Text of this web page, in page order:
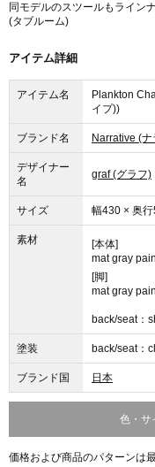
同モデルのスツールもライン
(タブルーム)
アイテム詳細
アイテム名
Plankton
イプ))
ブランド名 Narrative (
デザイナー
名
graf (グラフ)
サイズ 幅430 × 奥
素材
[本体]
mat gray
[脚]
mat gray
back/seat：
塗装 back/seat：
ブランド国 日本
色・サ
価格および商品のパターンは